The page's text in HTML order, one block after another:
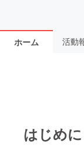
ホーム 活動
はじめ